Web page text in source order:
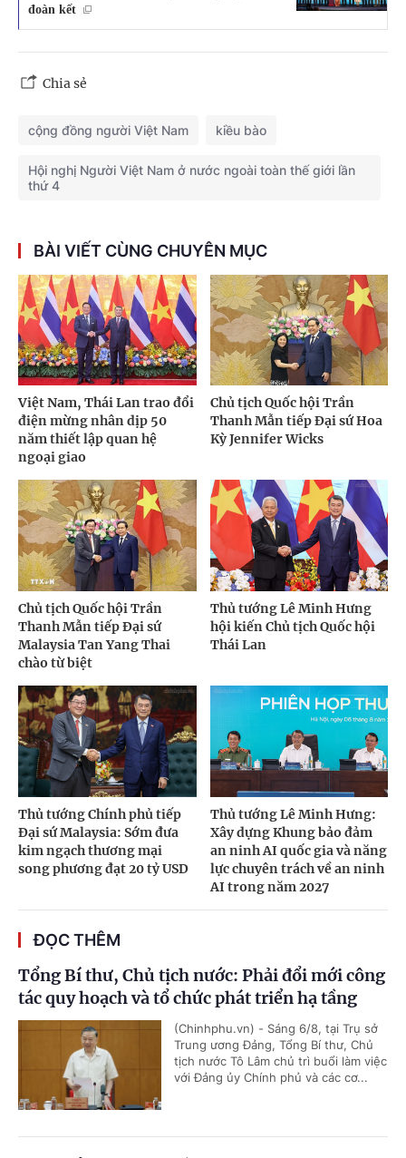
đoàn kết
Chia sẻ
cộng đồng người Việt Nam kiều bào
Hội nghị Người Việt Nam ở nước ngoài toàn thế giới lần
thứ 4
BÀI VIẾT CÙNG CHUYÊN MỤC
Việt Nam, Thái Lan trao đổi
điện mừng nhân dịp 50
năm thiết lập quan hệ
ngoại giao
Chủ tịch Quốc hội Trần
Thanh Mẫn tiếp Đại sứ Hoa
Kỳ Jennifer Wicks
Chủ tịch Quốc hội Trần
Thanh Mẫn tiếp Đại sứ
Malaysia Tan Yang Thai
chào từ biệt
Thủ tướng Lê Minh Hưng
hội kiến Chủ tịch Quốc hội
Thái Lan
Thủ tướng Chính phủ tiếp
Đại sứ Malaysia: Sớm đưa
kim ngạch thương mại
song phương đạt 20 tỷ USD
Thủ tướng Lê Minh Hưng:
Xây dựng Khung bảo đảm
an ninh AI quốc gia và năng
lực chuyên trách về an ninh
AI trong năm 2027
ĐỌC THÊM
Tổng Bí thư, Chủ tịch nước: Phải đổi mới công
tác quy hoạch và tổ chức phát triển hạ tầng
(Chinhphu.vn) - Sáng 6/8, tại Trụ sở
Trung ương Đảng, Tổng Bí thư, Chủ
tịch nước Tô Lâm chủ trì buổi làm việc
với Đảng ủy Chính phủ và các cơ...